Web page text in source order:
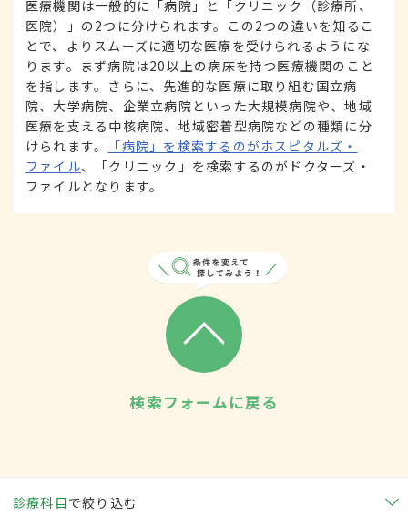
医療機関は一般的に「病院」と「クリニック（診療所、
医院）」の2つに分けられます。この2つの違いを知るこ
とで、よりスムーズに適切な医療を受けられるようにな
ります。まず病院は20以上の病床を持つ医療機関のこと
を指します。さらに、先進的な医療に取り組む国立病
院、大学病院、企業立病院といった大規模病院や、地域
医療を支える中核病院、地域密着型病院などの種類に分
けられます。
「病院」を検索するのがホスピタルズ・
ファイル、「クリニック」を検索するのがドクターズ・
ファイルとなります。
検索フォームに戻る
診療科目で絞り込む